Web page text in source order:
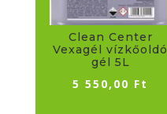
Clean Center
Vexagél vízkőoldó
gél 5L
5 550,00 Ft